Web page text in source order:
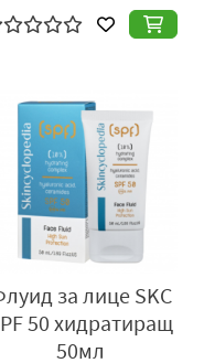
за лице SKC
50 хидратиращ
50мл